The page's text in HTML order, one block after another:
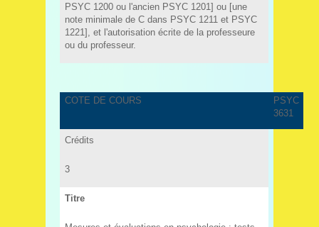
PSYC 1200 ou l'ancien PSYC 1201] ou [une
note minimale de C dans PSYC 1211 et PSYC
1221], et l'autorisation écrite de la professeure
ou du professeur.
COTE DE COURS
PSYC
3631
Crédits
3
Titre